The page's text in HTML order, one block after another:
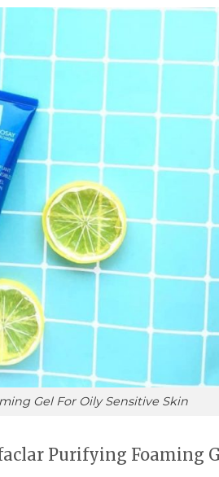
Gel For Oily Sensitive Skin
Purifying Foaming